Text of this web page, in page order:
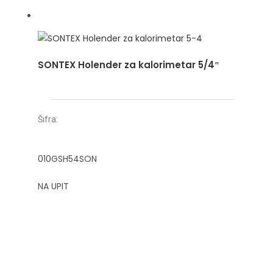
SONTEX Holender za kalorimetar 5/4″
Šifra:
010GSH54SON
NA UPIT